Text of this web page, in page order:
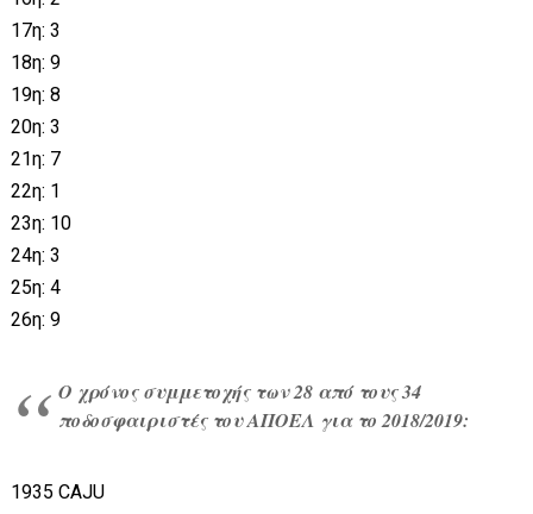
17η: 3
18η: 9
19η: 8
20η: 3
21η: 7
22η: 1
23η: 10
24η: 3
25η: 4
26η: 9
Ο χρόνος συμμετοχής των 28 από τους 34
ποδοσφαιριστές του ΑΠΟΕΛ για το 2018/2019:
1935 CAJU